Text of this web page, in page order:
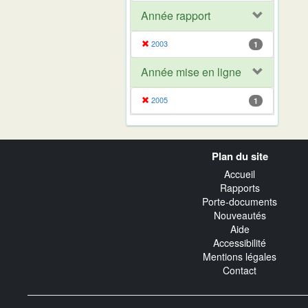
Année rapport
2003 1
Année mise en ligne
2005 1
Plan du site
Accueil
Rapports
Porte-documents
Nouveautés
Aide
Accessibilité
Mentions légales
Contact